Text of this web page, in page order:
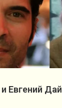
Евгений